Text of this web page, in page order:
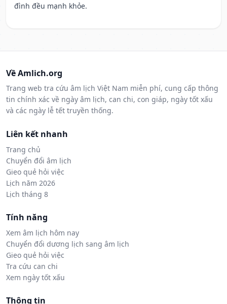
đình đều mạnh khỏe.
Về Amlich.org
Trang web tra cứu âm lịch Việt Nam miễn phí, cung cấp thông
tin chính xác về ngày âm lịch, can chi, con giáp, ngày tốt xấu
và các ngày lễ tết truyền thống.
Liên kết nhanh
Trang chủ
Chuyển đổi âm lịch
Gieo quẻ hỏi việc
Lịch năm 2026
Lịch tháng 8
Tính năng
Xem âm lịch hôm nay
Chuyển đổi dương lịch sang âm lịch
Gieo quẻ hỏi việc
Tra cứu can chi
Xem ngày tốt xấu
Thông tin